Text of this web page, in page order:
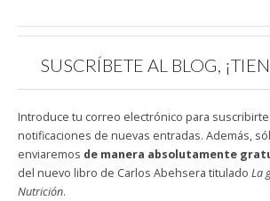
SUSCRÍBETE AL BLOG,
Introduce tu correo electrónico para
notificaciones de nuevas entradas. Además,
enviaremos de manera absolutamente
del nuevo libro de Carlos Abehsera titulado La
Nutrición.